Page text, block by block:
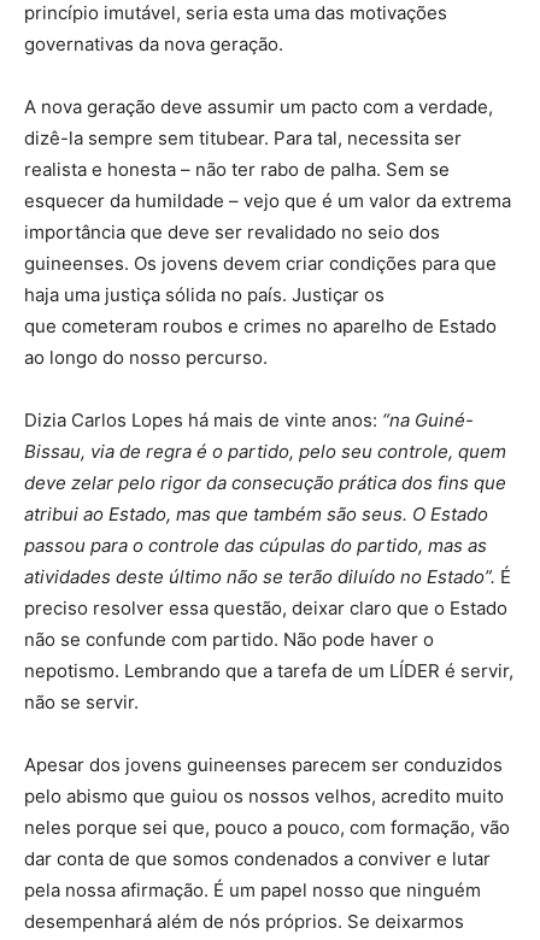
princípio imutável, seria esta uma das motivações
governativas da nova geração.
A nova geração deve assumir um pacto com a verdade,
dizê-la sempre sem titubear. Para tal, necessita ser
realista e honesta – não ter rabo de palha. Sem se
esquecer da humildade – vejo que é um valor da extrema
importância que deve ser revalidado no seio dos
guineenses. Os jovens devem criar condições para que
haja uma justiça sólida no país. Justiçar os
que cometeram roubos e crimes no aparelho de Estado
ao longo do nosso percurso.
Dizia Carlos Lopes há mais de vinte anos: “na Guiné-
Bissau, via de regra é o partido, pelo seu controle, quem
deve zelar pelo rigor da consecução prática dos fins que
atribui ao Estado, mas que também são seus. O Estado
passou para o controle das cúpulas do partido, mas as
atividades deste último não se terão diluído no Estado”. É
preciso resolver essa questão, deixar claro que o Estado
não se confunde com partido. Não pode haver o
nepotismo. Lembrando que a tarefa de um LÍDER é servir,
não se servir.
Apesar dos jovens guineenses parecem ser conduzidos
pelo abismo que guiou os nossos velhos, acredito muito
neles porque sei que, pouco a pouco, com formação, vão
dar conta de que somos condenados a conviver e lutar
pela nossa afirmação. É um papel nosso que ninguém
desempenhará além de nós próprios. Se deixarmos